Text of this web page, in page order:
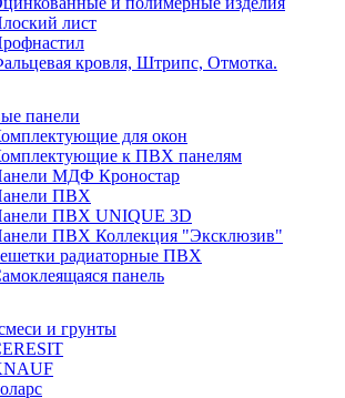
лист
кровля, Штрипс, Отмотка.
панели
для окон
к ПВХ панелям
МДФ Кроностар
ПВХ
ПВХ UNIQUE 3D
ПВХ Коллекция "Эксклюзив"
радиаторные ПВХ
панель
и грунты